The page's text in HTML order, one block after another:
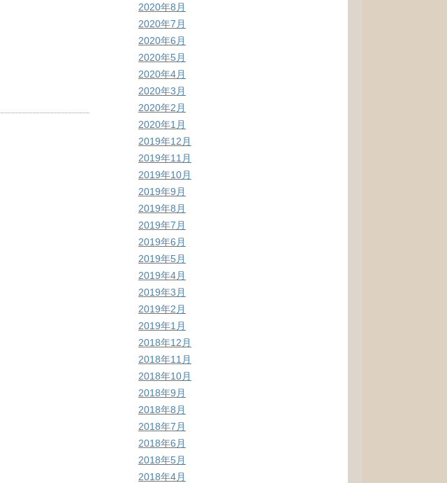
2020年8月
2020年7月
2020年6月
2020年5月
2020年4月
2020年3月
2020年2月
2020年1月
2019年12月
2019年11月
2019年10月
2019年9月
2019年8月
2019年7月
2019年6月
2019年5月
2019年4月
2019年3月
2019年2月
2019年1月
2018年12月
2018年11月
2018年10月
2018年9月
2018年8月
2018年7月
2018年6月
2018年5月
2018年4月